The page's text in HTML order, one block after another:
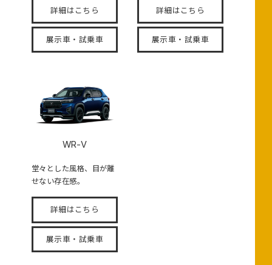
詳細はこちら
展示車・試乗車
詳細はこちら
展示車・試乗車
WR-V
堂々とした風格、目が離
せない存在感。
詳細はこちら
展示車・試乗車